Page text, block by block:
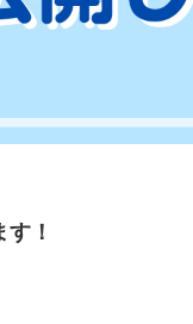
！